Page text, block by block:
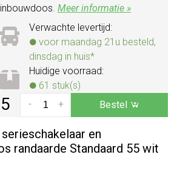
inbouwdoos. Meer informatie »
Verwachte levertijd:
voor maandag 21u besteld,
dinsdag in huis*
Huidige voorraad:
61 stuk(s)
+
- Bestel
en
randaarde Standaard 55 wit